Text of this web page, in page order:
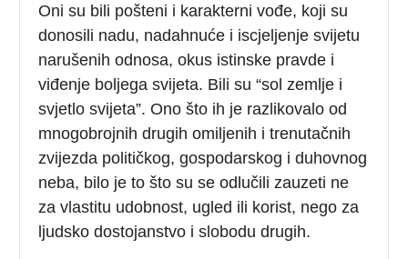
Oni su bili pošteni i karakterni vođe, koji su
donosili nadu, nadahnuće i iscjeljenje svijetu
narušenih odnosa, okus istinske pravde i
viđenje boljega svijeta. Bili su “sol zemlje i
svjetlo svijeta”. Ono što ih je razlikovalo od
mnogobrojnih drugih omiljenih i trenutačnih
zvijezda političkog, gospodarskog i duhovnog
neba, bilo je to što su se odlučili zauzeti ne
za vlastitu udobnost, ugled ili korist, nego za
ljudsko dostojanstvo i slobodu drugih.